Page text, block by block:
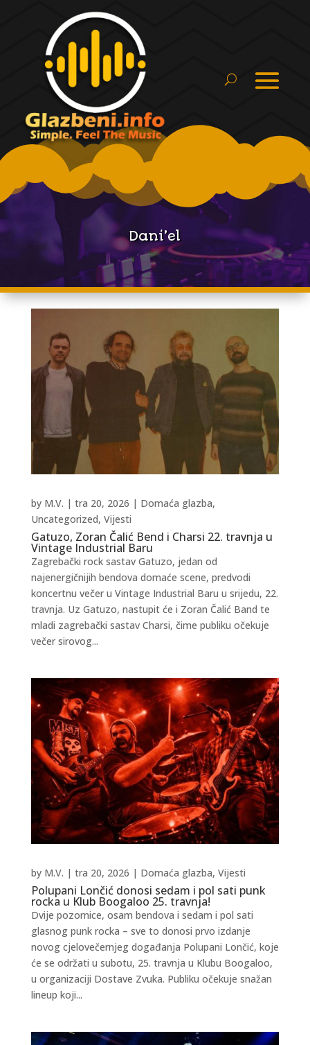
Dani’el
Gatuzo, Zoran Čalić Bend i Charsi 22. travnja u
Vintage Industrial Baru
by M.V. | tra 20, 2026 | Domaća glazba,
Uncategorized, Vijesti
Zagrebački rock sastav Gatuzo, jedan od
najenergičnijih bendova domaće scene, predvodi
koncertnu večer u Vintage Industrial Baru u srijedu, 22.
travnja. Uz Gatuzo, nastupit će i Zoran Čalić Band te
mladi zagrebački sastav Charsi, čime publiku očekuje
večer sirovog...
Polupani Lončić donosi sedam i pol sati punk
rocka u Klub Boogaloo 25. travnja!
by M.V. | tra 20, 2026 | Domaća glazba, Vijesti
Dvije pozornice, osam bendova i sedam i pol sati
glasnog punk rocka – sve to donosi prvo izdanje
novog cjelovečernjeg događanja Polupani Lončić, koje
će se održati u subotu, 25. travnja u Klubu Boogaloo,
u organizaciji Dostave Zvuka. Publiku očekuje snažan
lineup koji...